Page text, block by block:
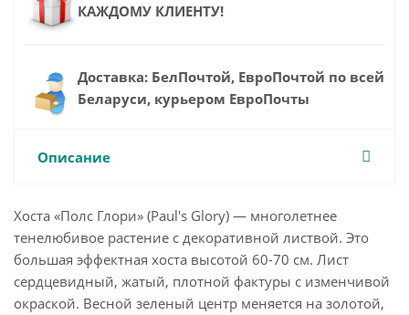
КАЖДОМУ КЛИЕНТУ!
Доставка: БелПочтой, ЕвроПочтой по всей
Беларуси, курьером ЕвроПочты
Описание
Хоста «Полс Глори» (Paul's Glory) — многолетнее
тенелюбивое растение с декоративной листвой. Это
большая эффектная хоста высотой 60-70 см. Лист
сердцевидный, жатый, плотной фактуры с изменчивой
окраской. Весной зеленый центр меняется на золотой,